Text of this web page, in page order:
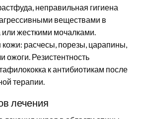
неправильная гигиена
веществами в
жесткими мочалками.
расчесы, порезы, царапины,
ожоги. Резистентность
к антибиотикам после
терапии.
лечения